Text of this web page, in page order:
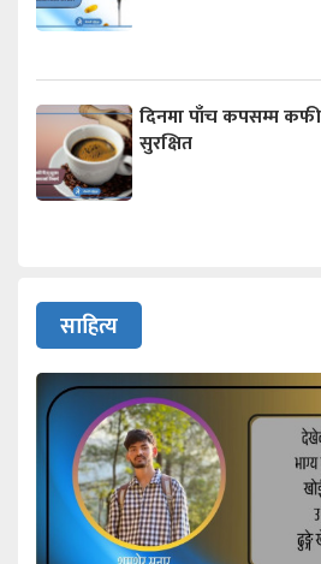
दिनमा पाँच कपसम्म
सुरक्षित
साहित्य